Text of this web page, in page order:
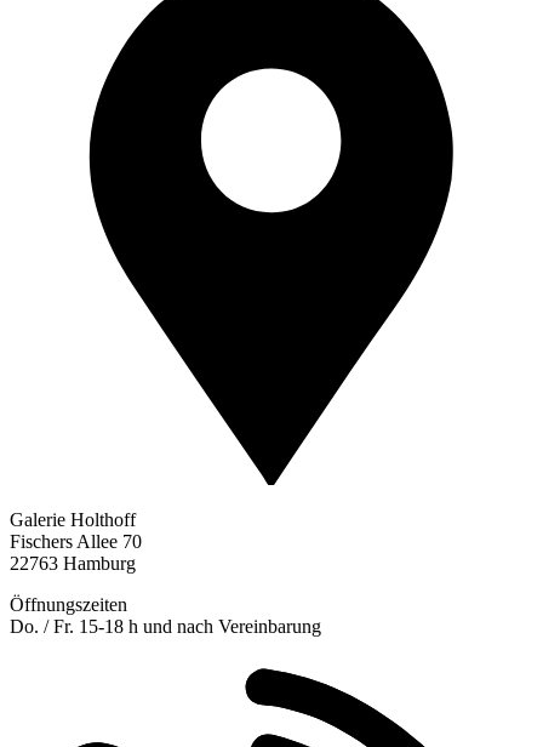
Galerie Holthoff
Fischers Allee 70
22763 Hamburg
Öffnungszeiten
Do. / Fr. 15-18 h und nach Vereinbarung